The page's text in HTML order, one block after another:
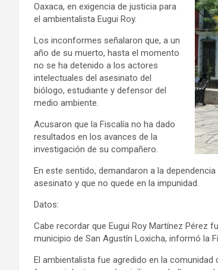
Oaxaca, en exigencia de justicia para
el ambientalista Eugui Roy.
Los inconformes señalaron que, a un
año de su muerto, hasta el momento
no se ha detenido a los actores
intelectuales del asesinato del
biólogo, estudiante y defensor del
medio ambiente.
Acusaron que la Fiscalía no ha dado
resultados en los avances de la
investigación de su compañero.
En este sentido, demandaron a la
asesinato y que no quede en la impunidad.
Datos:
Cabe recordar que Eugui Roy Martínez Pérez
municipio de San Agustín Loxicha, informó la
El ambientalista fue agredido en la